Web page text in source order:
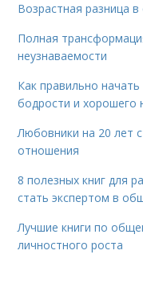
Возрастная разница
Полная
неузнаваемости
Как правильно начать
бодрости и хорошего
Любовники на 20 лет
отношения
8 полезных книг для
стать экспертом в
Лучшие книги по
личностного роста